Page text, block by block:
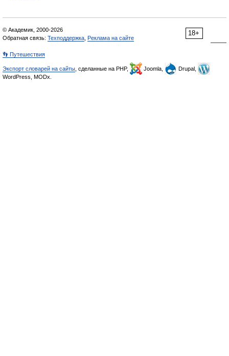
18+
© Академик, 2000-2026
Обратная связь: Техподдержка Реклама на сайте
👣 Путешествия
Экспорт словарей на сайты , сделанные на PHP, Joomla,
Drupal,
WordPress, MODx.